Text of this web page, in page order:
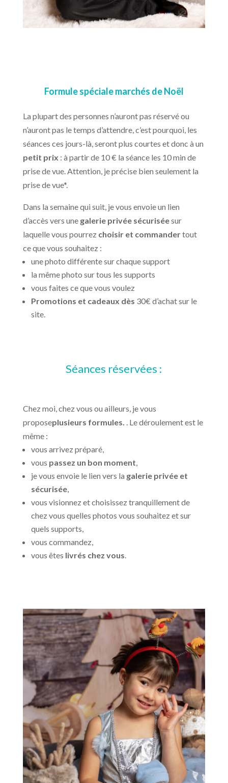
Formule spéciale marchés de Noël
La plupart des personnes n’auront pas réservé ou
n’auront pas le temps d’attendre, c’est pourquoi, les
séances ces jours-là, seront plus courtes et donc à un
petit prix : à partir de 10 € la séance les 10 min de
prise de vue. Attention, je précise bien seulement la
prise de vue*.
Dans la semaine qui suit, je vous envoie un lien
d’accès vers une galerie privée sécuriséesur
laquelle vous pourrez choisir et commandertout
ce que vous souhaitez :
une photo différente sur chaque support
la même photo sur tous les supports
vous faites ce que vous voulez
Promotions et cadeaux dès 30€ d’achat sur le
site.
Séances réservées :
Chez moi, chez vous ou ailleurs, je vous
proposeplusieurs formules. . Le déroulement est le
même :
vous arrivez préparé,
vous passez un bon moment,
je vous envoie le lien vers la galerie privée et
sécurisée,
vous visionnez et choisissez tranquillement de
chez vous quelles photos vous souhaitez et sur
quels supports,
vous commandez,
vous êtes livrés chez vous.